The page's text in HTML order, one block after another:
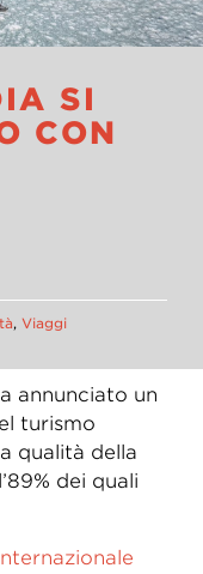
SI
CON
, Viaggi
annunciato un
turismo
qualità della
dei quali